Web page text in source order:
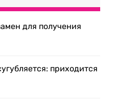
для получения
приходится